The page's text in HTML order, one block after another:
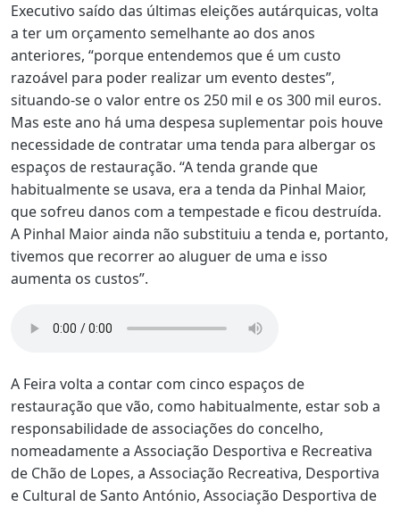
Executivo saído das últimas eleições autárquicas, volta
a ter um orçamento semelhante ao dos anos
anteriores, “porque entendemos que é um custo
razoável para poder realizar um evento destes”,
situando-se o valor entre os 250 mil e os 300 mil euros.
Mas este ano há uma despesa suplementar pois houve
necessidade de contratar uma tenda para albergar os
espaços de restauração. “A tenda grande que
habitualmente se usava, era a tenda da Pinhal Maior,
que sofreu danos com a tempestade e ficou destruída.
A Pinhal Maior ainda não substituiu a tenda e, portanto,
tivemos que recorrer ao aluguer de uma e isso
aumenta os custos”.
A Feira volta a contar com cinco espaços de
restauração que vão, como habitualmente, estar sob a
responsabilidade de associações do concelho,
nomeadamente a Associação Desportiva e Recreativa
de Chão de Lopes, a Associação Recreativa, Desportiva
e Cultural de Santo António, Associação Desportiva de